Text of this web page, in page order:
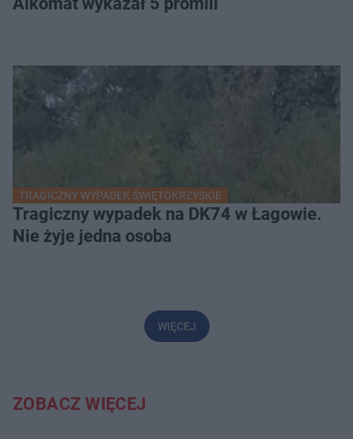
TRAGICZNY WYPADEK ŚWIĘTOKRZYSKIE
Tragiczny wypadek na DK74 w Łagowie.
Nie żyje jedna osoba
WIĘCEJ
ZOBACZ WIĘCEJ